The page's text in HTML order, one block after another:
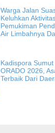
Warga Jalan
Keluhkan
Pemukiman
Air Limbahnya
Kadispora
ORADO 2026,
Terbaik Dari